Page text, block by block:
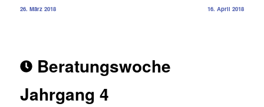
26. März 2018 16. April 2018
Beratungswoche
Jahrgang 4